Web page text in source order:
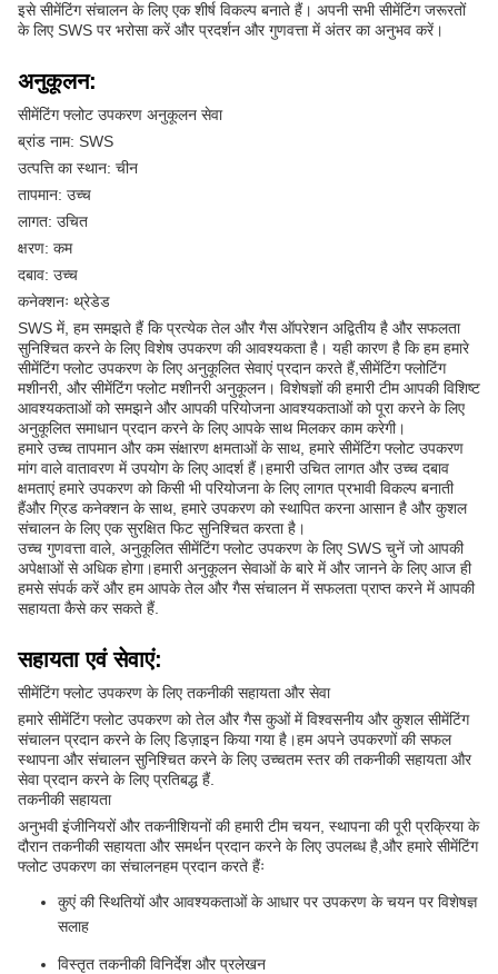
इसे सीमेंटिंग संचालन के लिए एक शीर्ष विकल्प बनाते हैं। अपनी सभी सीमेंटिंग जरूरतों
के लिए SWS पर भरोसा करें और प्रदर्शन और गुणवत्ता में अंतर का अनुभव करें।
अनुकूलन:
सीमेंटिंग फ्लोट उपकरण अनुकूलन सेवा
ब्रांड नाम: SWS
उत्पत्ति का स्थान: चीन
तापमान: उच्च
लागत: उचित
क्षरण: कम
दबाव: उच्च
कनेक्शनः थ्रेडेड
SWS में, हम समझते हैं कि प्रत्येक तेल और गैस ऑपरेशन अद्वितीय है और सफलता
सुनिश्चित करने के लिए विशेष उपकरण की आवश्यकता है। यही कारण है कि हम हमारे
सीमेंटिंग फ्लोट उपकरण के लिए अनुकूलित सेवाएं प्रदान करते हैं,सीमेंटिंग फ्लोटिंग
मशीनरी, और सीमेंटिंग फ्लोट मशीनरी अनुकूलन। विशेषज्ञों की हमारी टीम आपकी विशिष्ट
आवश्यकताओं को समझने और आपकी परियोजना आवश्यकताओं को पूरा करने के लिए
अनुकूलित समाधान प्रदान करने के लिए आपके साथ मिलकर काम करेगी।
हमारे उच्च तापमान और कम संक्षारण क्षमताओं के साथ, हमारे सीमेंटिंग फ्लोट उपकरण
मांग वाले वातावरण में उपयोग के लिए आदर्श हैं।हमारी उचित लागत और उच्च दबाव
क्षमताएं हमारे उपकरण को किसी भी परियोजना के लिए लागत प्रभावी विकल्प बनाती
हैंऔर ग्रिड कनेक्शन के साथ, हमारे उपकरण को स्थापित करना आसान है और कुशल
संचालन के लिए एक सुरक्षित फिट सुनिश्चित करता है।
उच्च गुणवत्ता वाले, अनुकूलित सीमेंटिंग फ्लोट उपकरण के लिए SWS चुनें जो आपकी
अपेक्षाओं से अधिक होगा।हमारी अनुकूलन सेवाओं के बारे में और जानने के लिए आज ही
हमसे संपर्क करें और हम आपके तेल और गैस संचालन में सफलता प्राप्त करने में आपकी
सहायता कैसे कर सकते हैं.
सहायता एवं सेवाएं:
सीमेंटिंग फ्लोट उपकरण के लिए तकनीकी सहायता और सेवा
हमारे सीमेंटिंग फ्लोट उपकरण को तेल और गैस कुओं में विश्वसनीय और कुशल सीमेंटिंग
संचालन प्रदान करने के लिए डिज़ाइन किया गया है।हम अपने उपकरणों की सफल
स्थापना और संचालन सुनिश्चित करने के लिए उच्चतम स्तर की तकनीकी सहायता और
सेवा प्रदान करने के लिए प्रतिबद्ध हैं.
तकनीकी सहायता
अनुभवी इंजीनियरों और तकनीशियनों की हमारी टीम चयन, स्थापना की पूरी प्रक्रिया के
दौरान तकनीकी सहायता और समर्थन प्रदान करने के लिए उपलब्ध है,और हमारे सीमेंटिंग
फ्लोट उपकरण का संचालनहम प्रदान करते हैंः
कुएं की स्थितियों और आवश्यकताओं के आधार पर उपकरण के चयन पर विशेषज्ञ
सलाह
विस्तृत तकनीकी विनिर्देश और प्रलेखन